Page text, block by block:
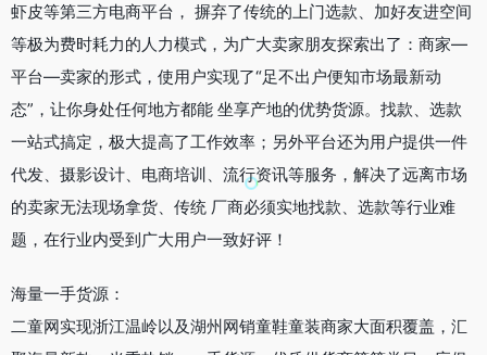
虾皮等第三方电商平台， 摒弃了传统的上门选款、加好友进空间
等极为费时耗力的人力模式，为广大卖家朋友探索出了：商家—
平台—卖家的形式，使用户实现了“足不出户便知市场最新动
态”，让你身处任何地方都能 坐享产地的优势货源。找款、选款
一站式搞定，极大提高了工作效率；另外平台还为用户提供一件
代发、摄影设计、电商培训、流行资讯等服务，解决了远离市场
的卖家无法现场拿货、传统 厂商必须实地找款、选款等行业难
题，在行业内受到广大用户一致好评！
海量一手货源：
二童网实现浙江温岭以及湖州网销童鞋童装商家大面积覆盖，汇